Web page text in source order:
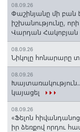
08.09.26
Փաշինյանը մի բան
իշխանությունը,
Վարդան Հակոբյան
08.09.26
Նիկոլը հոնարարը
08.09.26
կայացել
08.09.26
«Ֆելոն
իր ձեռքով որդու